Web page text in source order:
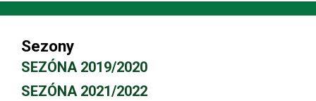
Sezony
SEZÓNA 2019/2020
SEZÓNA 2021/2022